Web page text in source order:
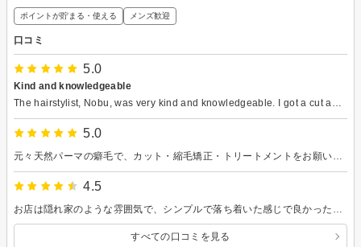
ポイントが貯まる・使える メンズ歓迎
口コミ
5.0
Kind and knowledgeable
5.0
4.5
すべての口コミを見る